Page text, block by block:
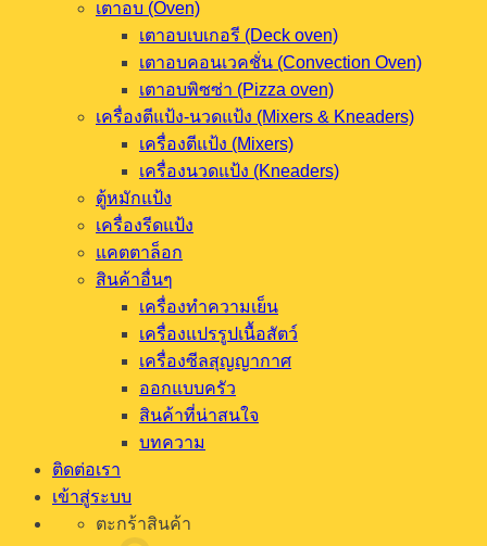
เตาอบ (Oven)
เตาอบเบเกอรี (Deck oven)
เตาอบคอนเวคชั่น (Convection Oven)
เตาอบพิซซ่า (Pizza oven)
เครื่องตีแป้ง-นวดแป้ง (Mixers & Kneaders)
เครื่องตีแป้ง (Mixers)
เครื่องนวดแป้ง (Kneaders)
ตู้หมักแป้ง
เครื่องรีดแป้ง
แคตตาล็อก
สินค้าอื่นๆ
เครื่องทำความเย็น
เครื่องแปรรูปเนื้อสัตว์
เครื่องซีลสุญญากาศ
ออกแบบครัว
สินค้าที่น่าสนใจ
บทความ
ติดต่อเรา
เข้าสู่ระบบ
ตะกร้าสินค้า